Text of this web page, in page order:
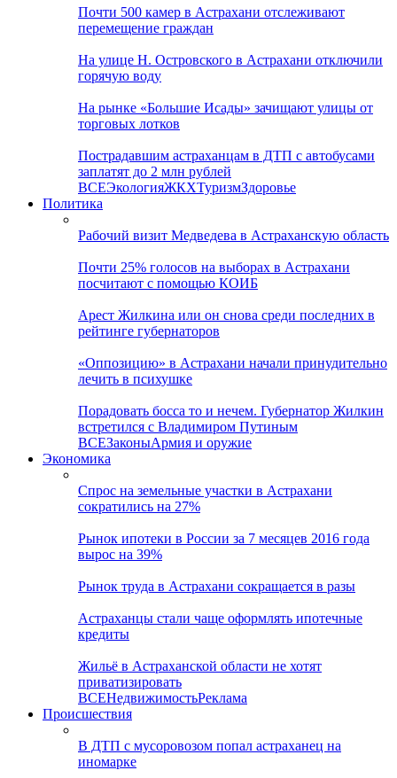
Почти 500 камер в Астрахани отслеживают
перемещение граждан
На улице Н. Островского в Астрахани отключили
горячую воду
На рынке «Большие Исады» зачищают улицы от
торговых лотков
Пострадавшим астраханцам в ДТП с автобусами
заплатят до 2 млн рублей
ВСЕЭкологияЖКХТуризмЗдоровье
Политика
Рабочий визит Медведева в Астраханскую область
Почти 25% голосов на выборах в Астрахани
посчитают с помощью КОИБ
Арест Жилкина или он снова среди последних в
рейтинге губернаторов
«Оппозицию» в Астрахани начали принудительно
лечить в психушке
Порадовать босса то и нечем. Губернатор Жилкин
встретился с Владимиром Путиным
ВСЕЗаконыАрмия и оружие
Экономика
Спрос на земельные участки в Астрахани
сократились на 27%
Рынок ипотеки в России за 7 месяцев 2016 года
вырос на 39%
Рынок труда в Астрахани сокращается в разы
Астраханцы стали чаще оформлять ипотечные
кредиты
Жильё в Астраханской области не хотят
приватизировать
ВСЕНедвижимостьРеклама
Происшествия
В ДТП с мусоровозом попал астраханец на
иномарке